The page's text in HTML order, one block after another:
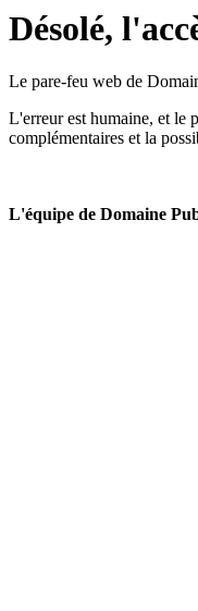
Désolé,
Le pare-feu web de
L'erreur est humaine, et le
complémentaires et la
L'équipe de Domaine